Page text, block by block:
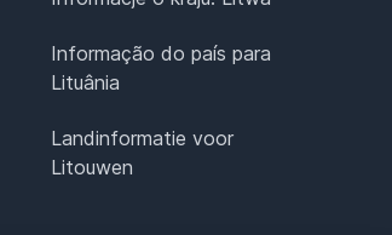
Informação do país para
Lituânia
Landinformatie voor
Litouwen